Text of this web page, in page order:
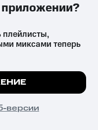
вред здоровью,
установленную
сайте все
плейлисты,
миксами теперь
версии